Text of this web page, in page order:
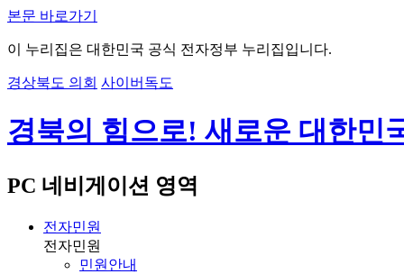
본문 바로가기
이 누리집은 대한민국 공식 전자정부 누리집입니다.
경상북도 의회 사이버독도
경북의 힘으로! 새로운 대한민
PC 네비게이션 영역
전자민원
전자민원
민원안내